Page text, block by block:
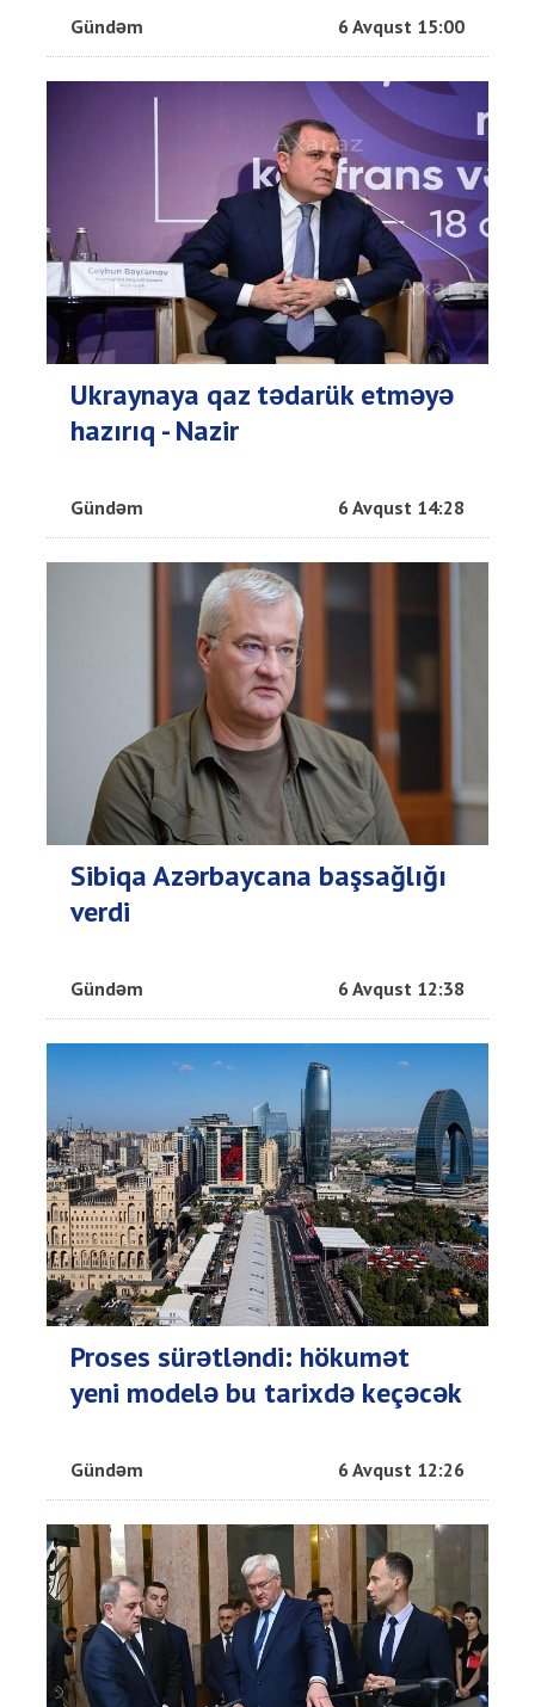
Gündəm 6 Avqust 15:00
Ukraynaya qaz tədarük etməyə
hazırıq - Nazir
Gündəm 6 Avqust 14:28
Sibiqa Azərbaycana başsağlığı
verdi
Gündəm 6 Avqust 12:38
Proses sürətləndi: hökumət
yeni modelə bu tarixdə keçəcək
Gündəm 6 Avqust 12:26